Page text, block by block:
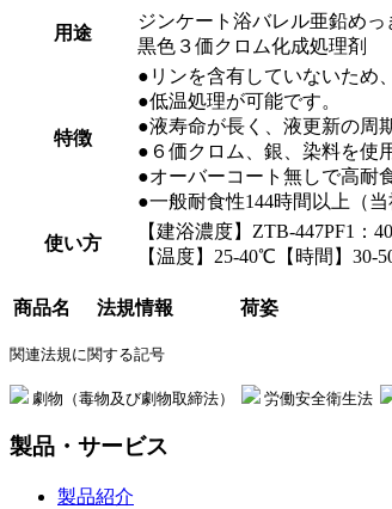
用途
ジンケート浴バレル亜鉛めっ
黒色３価クロム化成処理剤
特徴
●リンを含有していないため
●低温処理が可能です。
●液寿命が長く、液更新の周
●６価クロム、銀、染料を使
●オーバーコート無しで高耐
●一般耐食性144時間以上（
使い方
【建浴濃度】ZTB-447PF1：
【温度】25-40℃【時間】30-
商品名 法規情報 荷姿
関連法規に関する記号
劇物（毒物及び劇物取締法） 労働安全衛生法
製品・サービス
製品紹介